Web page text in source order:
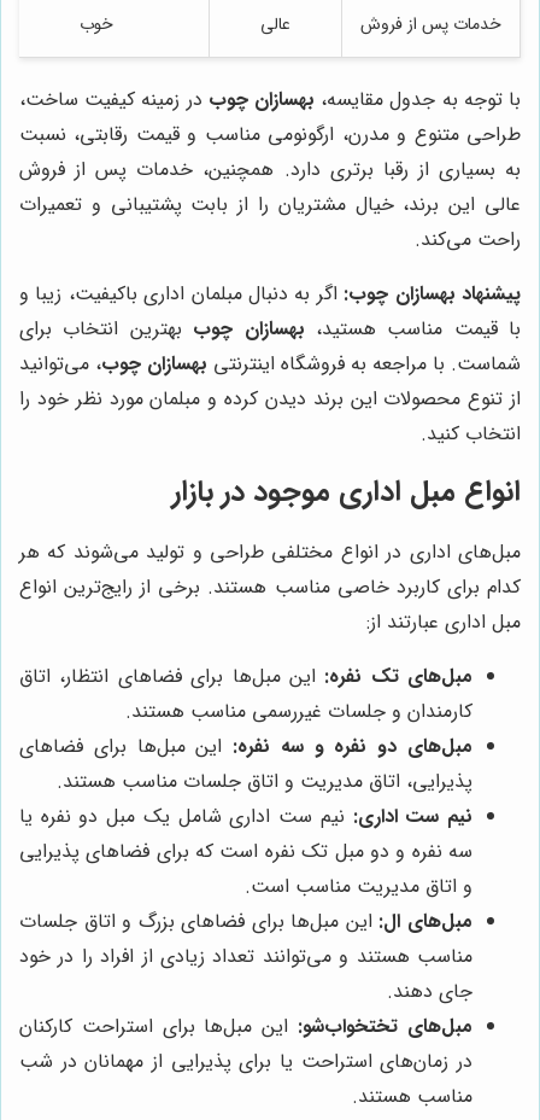
خدمات پس از فروش عالی خوب
با توجه به جدول مقایسه، بهسازان چوب در زمینه کیفیت ساخت،
طراحی متنوع و مدرن، ارگونومی مناسب و قیمت رقابتی، نسبت
به بسیاری از رقبا برتری دارد. همچنین، خدمات پس از فروش
عالی این برند، خیال مشتریان را از بابت پشتیبانی و تعمیرات
راحت می‌کند.
پیشنهاد بهسازان چوب: اگر به دنبال مبلمان اداری باکیفیت، زیبا و
با قیمت مناسب هستید، بهسازان چوب بهترین انتخاب برای
شماست. با مراجعه به فروشگاه اینترنتی بهسازان چوب، می‌توانید
از تنوع محصولات این برند دیدن کرده و مبلمان مورد نظر خود را
انتخاب کنید.
انواع مبل اداری موجود در بازار
مبل‌های اداری در انواع مختلفی طراحی و تولید می‌شوند که هر
کدام برای کاربرد خاصی مناسب هستند. برخی از رایج‌ترین انواع
مبل اداری عبارتند از:
مبل‌های تک نفره: این مبل‌ها برای فضاهای انتظار، اتاق
کارمندان و جلسات غیررسمی مناسب هستند.
مبل‌های دو نفره و سه نفره: این مبل‌ها برای فضاهای
پذیرایی، اتاق مدیریت و اتاق جلسات مناسب هستند.
نیم ست اداری: نیم ست اداری شامل یک مبل دو نفره یا
سه نفره و دو مبل تک نفره است که برای فضاهای پذیرایی
و اتاق مدیریت مناسب است.
مبل‌های ال: این مبل‌ها برای فضاهای بزرگ و اتاق جلسات
مناسب هستند و می‌توانند تعداد زیادی از افراد را در خود
جای دهند.
مبل‌های تختخواب‌شو: این مبل‌ها برای استراحت کارکنان
در زمان‌های استراحت یا برای پذیرایی از مهمانان در شب
مناسب هستند.